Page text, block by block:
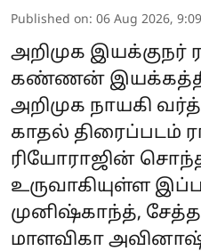
Published on: 06 Aug 2026,
அறிமுக இயக்குநர்
கண்ணன்
அறிமுக நாயகி
காதல் திரைப்படம்
ரியோராஜின் சொந்த
உருவாகியுள்ள
முனிஷ்காந்த்,
மாளவிகா